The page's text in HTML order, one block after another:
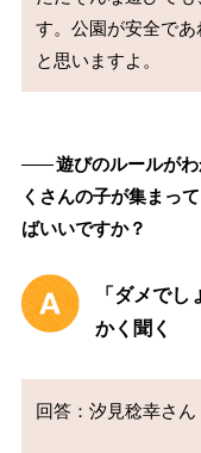
す。公園が安全で
――遊びのルールが
くさんの子が集まっ
ばいいですか？
「ダメで
かく聞く
回答：汐見稔幸さん